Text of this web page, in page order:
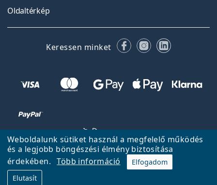
Weboldalunk sütiket használ a megfelelő működés
és a legjobb böngészési élmény biztosítása
érdekében.
Több információ
Elfogadom
Elutasít
Oldaltérkép
Keressen minket FacebookInstagram
LinkedIn
Fel